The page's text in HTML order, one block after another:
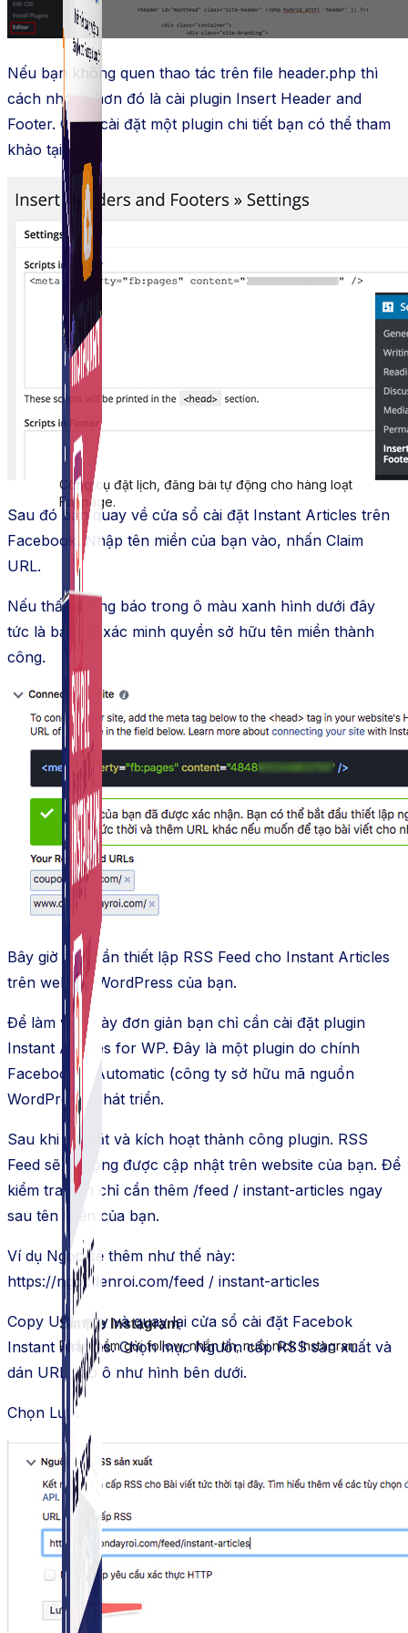
Fanpage.
Simple Instagram
Phần mềm gửi follow, nhắn tin, nuôi nick Instagram.
Auto Viral Content
Công cụ đặt lịch, đăng bài tự động cho hàng loạt
Fanpage.
Nếu bạn không quen thao tác trên file header.php thì
cách nhanh hơn đó là cài plugin Insert Header and
Footer. Cách cài đặt một plugin chi tiết bạn có thể tham
khảo tại đây.
Sau đó bạn quay về cửa sổ cài đặt Instant Articles trên
Facebook. Nhập tên miền của bạn vào, nhấn Claim
URL.
Nếu thấy thông báo trong ô màu xanh hình dưới đây
tức là bạn đã xác minh quyền sở hữu tên miền thành
công.
Bây giờ bạn cần thiết lập RSS Feed cho Instant Articles
trên website WordPress của bạn.
Để làm việc này đơn giản bạn chỉ cần cài đặt plugin
Instant Articles for WP. Đây là một plugin do chính
Facebook & Automatic (công ty sở hữu mã nguồn
WordPress) phát triển.
Sau khi cài đặt và kích hoạt thành công plugin. RSS
Feed sẽ tự động được cập nhật trên website của bạn. Để
kiểm tra bạn chỉ cần thêm /feed / instant-articles ngay
sau tên miền của bạn.
Ví dụ Ngọc sẽ thêm như thế này:
https://ngocdenroi.com/feed / instant-articles
Copy URL này và quay lại cửa sổ cài đặt Facebok
Instant Articles. Chọn mục Nguồn cấp RSS sản xuất và
dán URL vào ô như hình bên dưới.
Chọn Lưu.